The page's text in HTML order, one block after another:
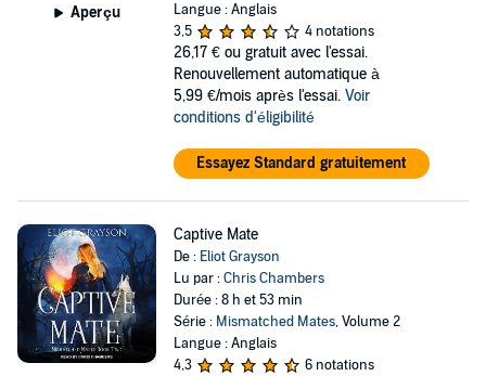
Aperçu
Langue : Anglais
3,5
4 notations
26,17 € ou gratuit avec l'essai.
Renouvellement automatique à
5,99 €/mois après l'essai. Voir
conditions d'éligibilité
Essayez Standard gratuitement
Captive Mate
De : Eliot Grayson
Lu par :Chris Chambers
Durée : 8 h et 53 min
Série : Mismatched Mates, Volume 2
Langue : Anglais
4,3
6 notations